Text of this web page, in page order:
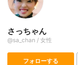
さっちゃん
@sa_chan / 女性
フォローする